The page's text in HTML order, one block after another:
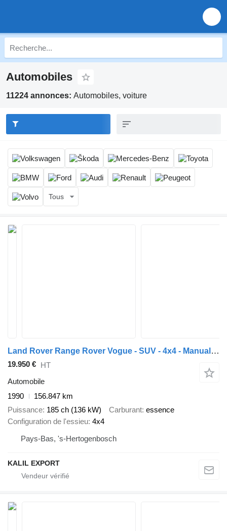
Automobiles
11224 annonces: Automobiles, voiture
Tous
Land Rover Range Rover Vogue - SUV - 4x4 - Manual Gearbox - Automatic Gearb
19.950 € HT
Automobile
1990
156.847 km
Puissance 185 ch (136 kW) Carburant essence
Configuration de l'essieu 4x4
Pays-Bas, 's-Hertogenbosch
KALIL EXPORT